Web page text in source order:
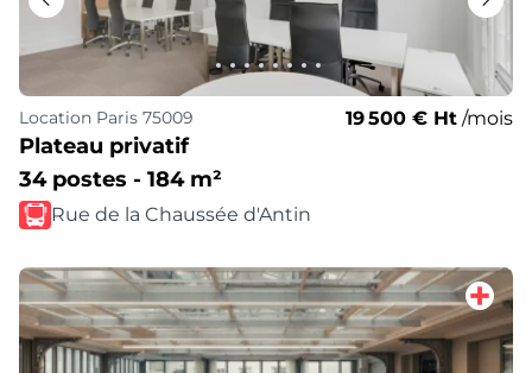
Location Paris 75009 19 500 € Ht /mois
Plateau privatif
34 postes - 184 m²
Rue de la Chaussée d'Antin